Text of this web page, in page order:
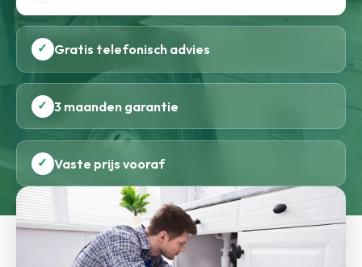
✓ Gratis telefonisch advies
✓ 3 maanden garantie
✓ Vaste prijs vooraf